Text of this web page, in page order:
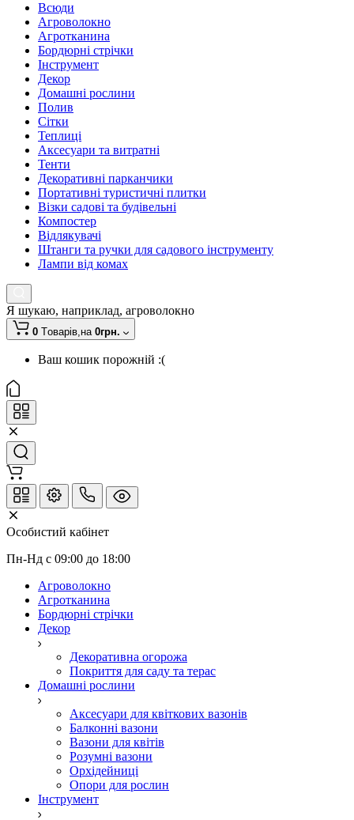
Всюди
Агроволокно
Агротканина
Бордюрні стрічки
Інструмент
Декор
Домашні рослини
Полив
Сітки
Теплиці
Аксесуари та витратні
Тенти
Декоративні парканчики
Портативні туристичні плитки
Візки садові та будівельні
Компостер
Відлякувачі
Штанги та ручки для садового інструменту
Лампи від комах
Я шукаю, наприклад, агроволокно
0 Tоварів,на 0грн.
Ваш кошик порожній :(
Особистий кабінет
Пн-Нд с 09:00 до 18:00
Агроволокно
Агротканина
Бордюрні стрічки
Декор
Декоративна огорожа
Покриття для саду та терас
Домашні рослини
Аксесуари для квіткових вазонів
Балконні вазони
Вазони для квітів
Розумні вазони
Орхідейниці
Опори для рослин
Інструмент